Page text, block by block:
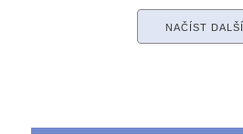
NAČÍST DALŠÍ